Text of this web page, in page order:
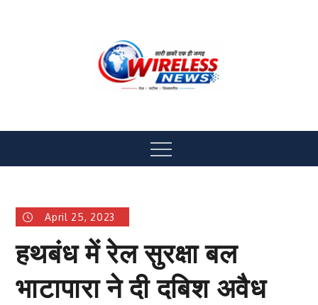
Menu
April 25, 2023
हथबंध में रेल सुरक्षा बल
भाटापारा ने दी दबिश अवैध